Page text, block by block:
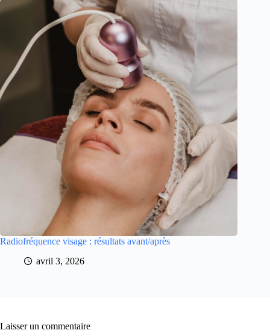
Radiofréquence visage : résultats avant/après
avril 3, 2026
Laisser un commentaire